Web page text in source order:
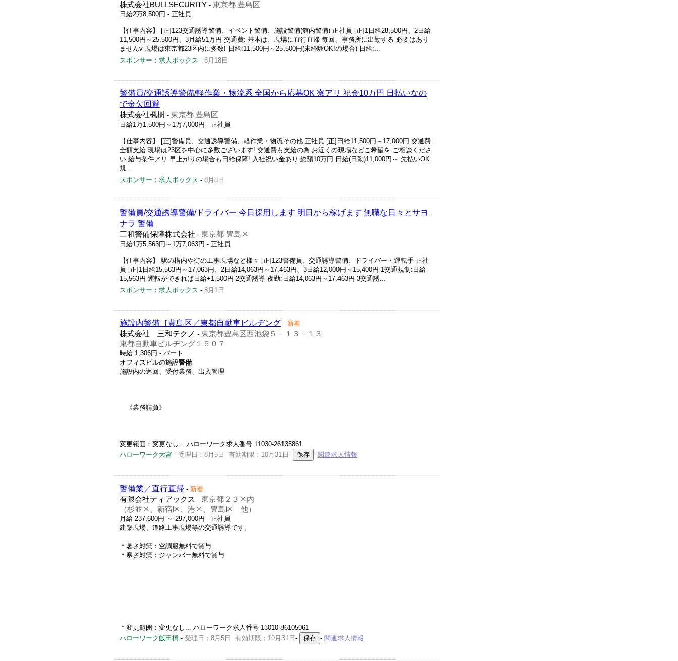
株式会社BULLSECURITY - 東京都 豊島区
日給2万8,500円 - 正社員
【仕事内容】 [正]123交通誘導警備、イベント警備、施設警備(館内警備) 正社員 [正]1日給28,500円、2日給
11,500円～25,500円、3月給51万円 交通費: 基本は、現場に直行直帰 毎回、事務所に出勤する 必要はあり
ませんv 現場は東京都23区内に多数! 日給:11,500円～25,500円(未経験OK!の場合) 日給:...
スポンサー：求人ボックス - 6月18日
警備員/交通誘導警備/軽作業・物流系 全国から応募OK 寮アリ 祝金10万円 日払いなの
で金欠回避
株式会社楓樹 - 東京都 豊島区
日給1万1,500円～1万7,000円 - 正社員
【仕事内容】 [正]警備員、交通誘導警備、軽作業・物流その他 正社員 [正]日給11,500円～17,000円 交通費:
全額支給 現場は23区を中心に多数ございます! 交通費も支給の為 お近くの現場などご希望を ご相談くださ
い 給与条件アリ 早上がりの場合も日給保障! 入社祝い金あり 総額10万円 日給(日勤)11,000円～ 先払いOK
規...
スポンサー：求人ボックス - 8月8日
警備員/交通誘導警備/ドライバー 今日採用します 明日から稼げます 無職な日々とサヨ
ナラ 警備
三和警備保障株式会社 - 東京都 豊島区
日給1万5,563円～1万7,063円 - 正社員
【仕事内容】 駅の構内や街の工事現場など様々 [正]123警備員、交通誘導警備、ドライバー・運転手 正社
員 [正]1日給15,563円～17,063円、2日給14,063円～17,463円、3日給12,000円～15,400円 1交通規制:日給
15,563円 運転ができれば日給+1,500円 2交通誘導 夜勤:日給14,063円～17,463円 3交通誘...
スポンサー：求人ボックス - 8月1日
施設内警備［豊島区／東都自動車ビルヂング - 新着
株式会社 三和テクノ - 東京都豊島区西池袋５－１３－１３
東都自動車ビルヂング１５０７
時給 1,306円 - パート
オフィスビルの施設警備
施設内の巡回、受付業務、出入管理
《業務請負》
変更範囲：変更なし... ハローワーク求人番号 11030-26135861
ハローワーク大宮 - 受理日：8月5日 有効期限：10月31日 - - 関連求人情報
警備業／直行直帰 - 新着
有限会社ティアックス - 東京都２３区内
（杉並区、新宿区、港区、豊島区 他）
月給 237,600円 ～ 297,000円 - 正社員
建築現場、道路工事現場等の交通誘導です。
＊暑さ対策：空調服無料で貸与
＊寒さ対策：ジャンバー無料で貸与
＊変更範囲：変更なし... ハローワーク求人番号 13010-86105061
ハローワーク飯田橋 - 受理日：8月5日 有効期限：10月31日 - - 関連求人情報